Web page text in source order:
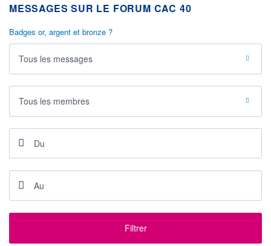
+HAUT 1ER
JANVIER
+BAS 1ER
JANVIER
VOLUME
3 363 M€
DERNIER ÉCHANGE
MESSAGES SUR LE FORUM CAC 40
Badges or, argent et bronze ?
Tous les messages
Tous les membres
Filtrer